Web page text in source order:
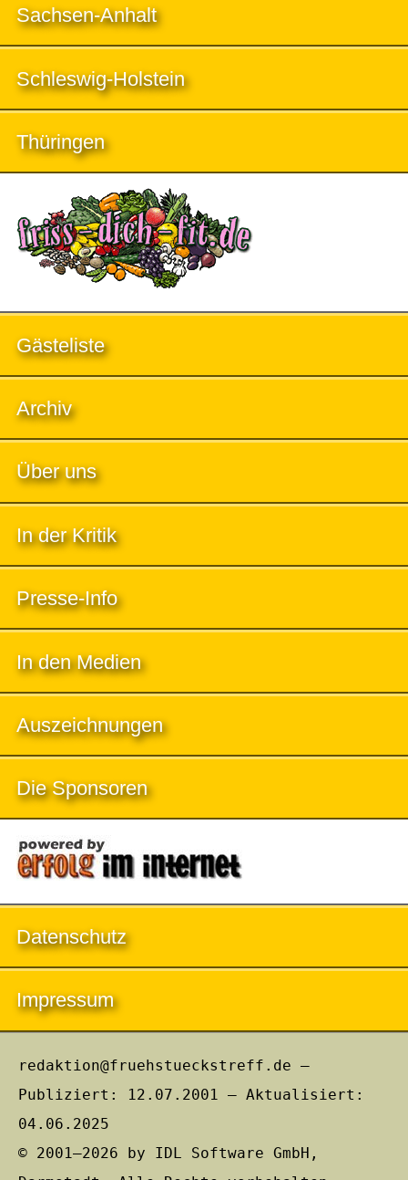
Sachsen-Anhalt
Schleswig-Holstein
Thüringen
Gästeliste
Archiv
Über uns
In der Kritik
Presse-Info
In den Medien
Auszeichnungen
Die Sponsoren
Datenschutz
Impressum
redaktion@fruehstueckstreff.de –
Publiziert: 12.07.2001 – Aktualisiert:
04.06.2025
© 2001–2026 by IDL Software GmbH,